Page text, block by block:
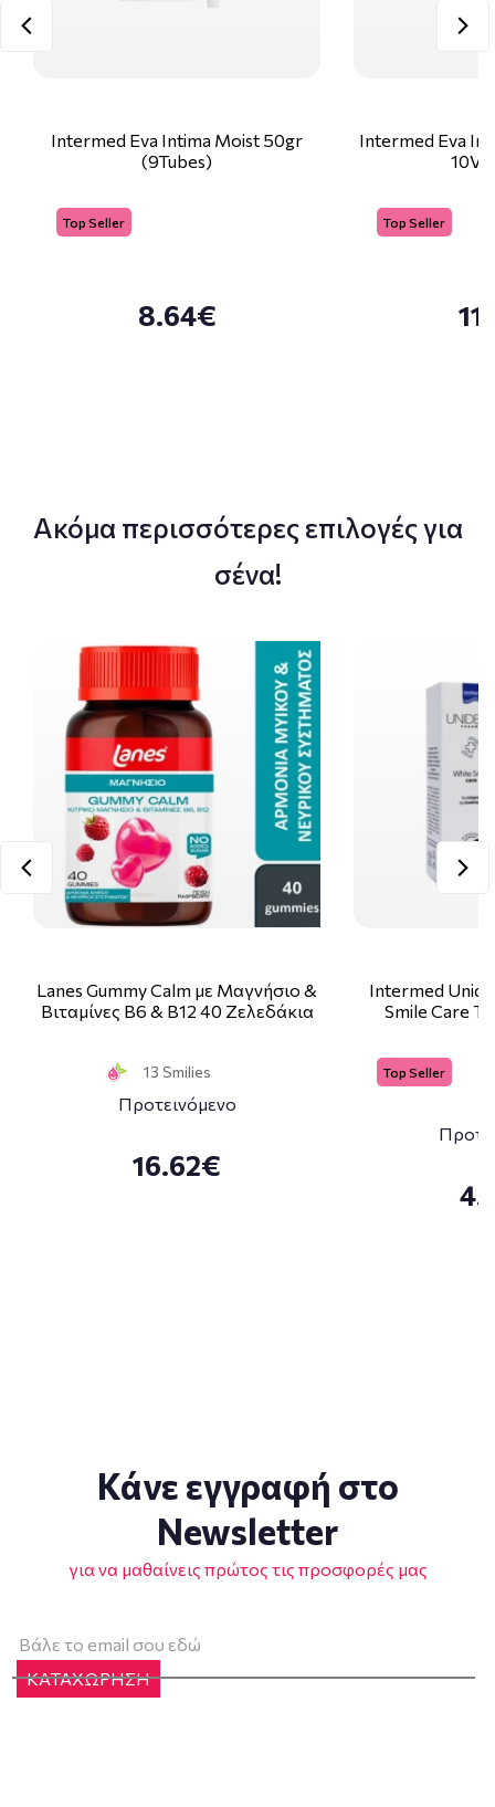
Intermed Eva Intima Moist 50gr
(9Tubes)
Top Seller
8.64€
Intermed Eva
Top Seller
Ακόμα περισσότερες επιλογές για
σένα!
Lanes Gummy Calm με Μαγνήσιο &
Βιταμίνες Β6 & Β12 40 Ζελεδάκια
13 Smilies
Προτεινόμενο
16.62€
Intermed
Smile Care
Top Seller
Κάνε εγγραφή στο
Newsletter
για να μαθαίνεις πρώτος τις προσφορές μας
ΚΑΤΑΧΩΡΗΣΗ